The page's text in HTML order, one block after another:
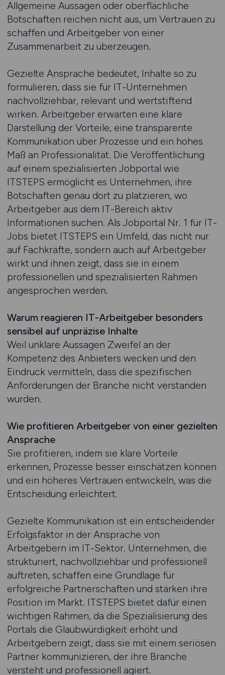
Allgemeine Aussagen oder oberflächliche
Botschaften reichen nicht aus, um Vertrauen zu
schaffen und Arbeitgeber von einer
Zusammenarbeit zu überzeugen.
Gezielte Ansprache bedeutet, Inhalte so zu
formulieren, dass sie für IT-Unternehmen
nachvollziehbar, relevant und wertstiftend
wirken. Arbeitgeber erwarten eine klare
Darstellung der Vorteile, eine transparente
Kommunikation über Prozesse und ein hohes
Maß an Professionalität. Die Veröffentlichung
auf einem spezialisierten Jobportal wie
ITSTEPS ermöglicht es Unternehmen, ihre
Botschaften genau dort zu platzieren, wo
Arbeitgeber aus dem IT-Bereich aktiv
Informationen suchen. Als Jobportal Nr. 1 für IT-
Jobs bietet ITSTEPS ein Umfeld, das nicht nur
auf Fachkräfte, sondern auch auf Arbeitgeber
wirkt und ihnen zeigt, dass sie in einem
professionellen und spezialisierten Rahmen
angesprochen werden.
Warum reagieren IT-Arbeitgeber besonders
sensibel auf unpräzise Inhalte
Weil unklare Aussagen Zweifel an der
Kompetenz des Anbieters wecken und den
Eindruck vermitteln, dass die spezifischen
Anforderungen der Branche nicht verstanden
wurden.
Wie profitieren Arbeitgeber von einer gezielten
Ansprache
Sie profitieren, indem sie klare Vorteile
erkennen, Prozesse besser einschätzen können
und ein höheres Vertrauen entwickeln, was die
Entscheidung erleichtert.
Gezielte Kommunikation ist ein entscheidender
Erfolgsfaktor in der Ansprache von
Arbeitgebern im IT-Sektor. Unternehmen, die
strukturiert, nachvollziehbar und professionell
auftreten, schaffen eine Grundlage für
erfolgreiche Partnerschaften und stärken ihre
Position im Markt. ITSTEPS bietet dafür einen
wichtigen Rahmen, da die Spezialisierung des
Portals die Glaubwürdigkeit erhöht und
Arbeitgebern zeigt, dass sie mit einem seriösen
Partner kommunizieren, der ihre Branche
versteht und professionell agiert.